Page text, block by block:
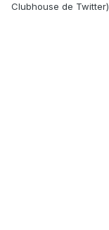
Clubhouse de Twitter)